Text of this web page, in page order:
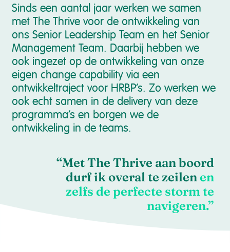
Sinds een aantal jaar werken we samen
met The Thrive voor de ontwikkeling van
ons Senior Leadership Team en het Senior
Management Team. Daarbij hebben we
ook ingezet op de ontwikkeling van onze
eigen change capability via een
ontwikkeltraject voor HRBP’s. Zo werken we
ook echt samen in de delivery van deze
programma’s en borgen we de
ontwikkeling in de teams.
“Met The Thrive aan boord
durf ik overal te zeilen en
zelfs de perfecte storm te
navigeren.”